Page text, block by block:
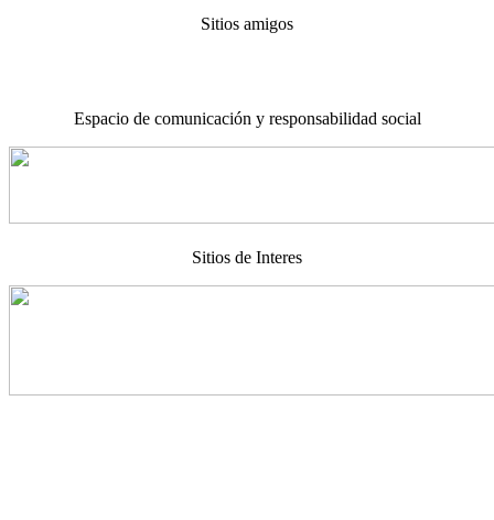
Sitios amigos
Espacio de comunicación y responsabilidad social
Sitios de Interes